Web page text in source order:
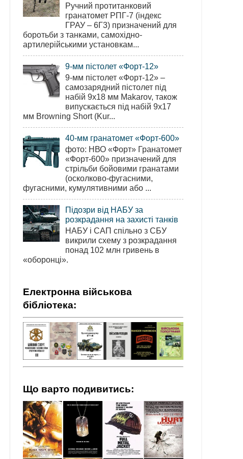
Ручний протитанковий
гранатомет РПГ-7 (індекс
ГРАУ – 6Г3) призначений для
боротьби з танками, самохідно-
артилерійськими установкам...
9-мм пістолет «Форт-12»
9-мм пістолет «Форт-12» –
самозарядний пістолет під
набій 9х18 мм Makarov, також
випускається під набій 9х17
мм Browning Short (Kur...
40-мм гранатомет «Форт-600»
фото: НВО «Форт» Гранатомет
«Форт-600» призначений для
стрільби бойовими гранатами
(осколково-фугасними,
фугасними, кумулятивними або ...
Підозри від НАБУ за
розкрадання на захисті танків
НАБУ і САП спільно з СБУ
викрили схему з розкрадання
понад 102 млн гривень в
«оборонці».
Електронна військова
бібліотека:
Що варто подивитись: